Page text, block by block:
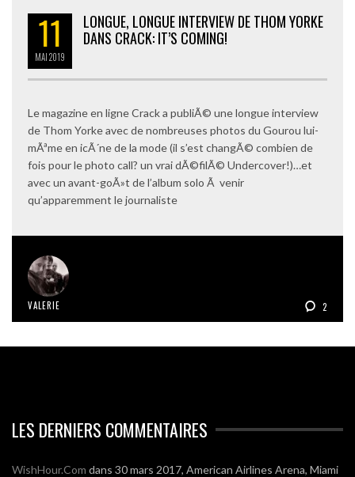
11
MAI2019
LONGUE, LONGUE INTERVIEW DE THOM YORKE
DANS CRACK: IT’S COMING!
Le magazine en ligne Crack a publiÃ© une longue interview
de Thom Yorke avec de nombreuses photos du Gourou lui-
mÃªme en icÃ´ne de la mode (il s’est changÃ© combien de
fois pour le photo call? un vrai dÃ©filÃ© Undercover!)…et
avec un avant-goÃ»t de l’album solo Ã venir
qu’apparemment le journaliste
VALERIE 2
LES DERNIERS COMMENTAIRES
WishHour.Com dans 30 mars 2017, American Airlines Arena, Miami